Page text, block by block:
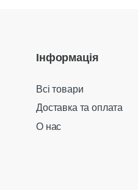
Інформація
Всі товари
Доставка та оплата
О нас